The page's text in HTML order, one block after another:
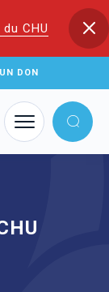
CHU
DON
focus au CHU